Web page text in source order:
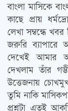
বাংলা মাসিকে
কাছে প্রায়
লেখা সম্বন্ধে
জরুরি ব্যাপারে
দেখেই আমার
দেখলাম তাঁর
উত্তেজনায়
তুমি নাকি
প্রশ্নটা এতই